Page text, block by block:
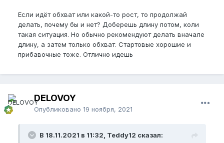
Если идёт обхват или какой-то рост, то продолжай
делать, почему бы и нет? Доберешь длину потом, коли
такая ситуация. Но обычно рекомендуют делать вначале
длину, а затем только обхват. Стартовые хорошие и
прибавочные тоже. Отлично идешь
DELOVOY
Опубликовано 19 ноября, 2021
В 18.11.2021 в 11:32, Teddy12 сказал: